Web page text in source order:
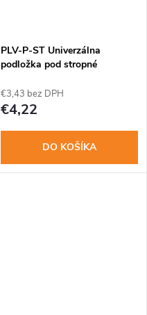
PLV-P-ST Univerzálna
podložka pod stropné
€3,43 bez DPH
€4,22
DO KOŠÍKA